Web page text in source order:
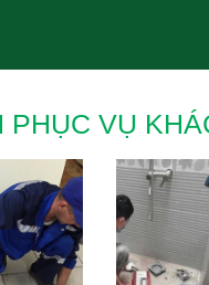
PHỤC VỤ